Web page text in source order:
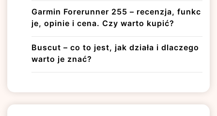
Garmin Forerunner 255 – recenzja, funkc
je, opinie i cena. Czy warto kupić?
Buscut – co to jest, jak działa i dlaczego
warto je znać?